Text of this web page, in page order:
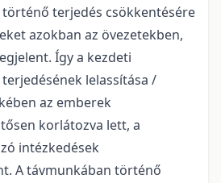
terjedés csökkentésére
azokban az övezetekben,
Így a kezdeti
lelassítása /
az emberek
korlátozva lett, a
intézkedések
A távmunkában történő